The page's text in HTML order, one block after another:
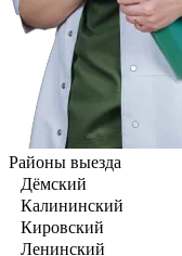
Районы выезда
Дёмский
Калининский
Кировский
Ленинский